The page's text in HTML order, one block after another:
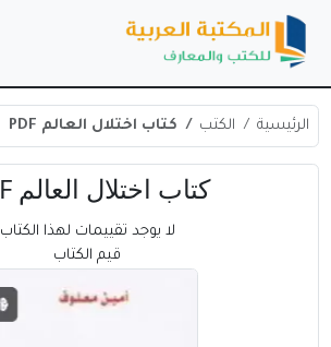
الرئيسية الكتب كتاب اختلال العالم PDF
كتاب اختلال العالم PDF
لا يوجد تقييمات لهذا الكتاب
قيم الكتاب